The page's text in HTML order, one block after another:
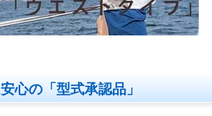
安心の「型式承認品」